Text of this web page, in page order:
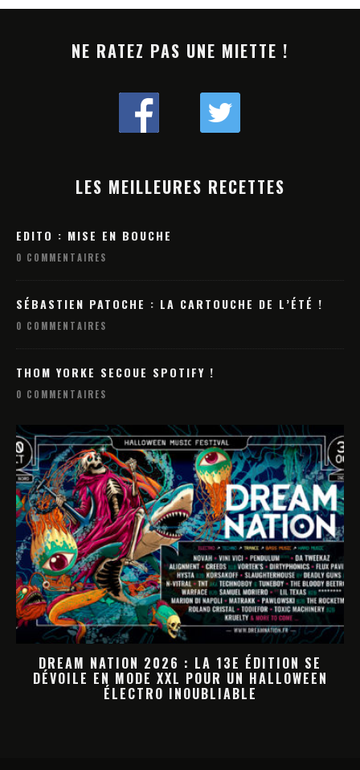
NE RATEZ PAS UNE MIETTE !
LES MEILLEURES RECETTES
EDITO : MISE EN BOUCHE
0 COMMENTAIRES
SÉBASTIEN PATOCHE : LA CARTOUCHE DE L’ÉTÉ !
0 COMMENTAIRES
THOM YORKE SECOUE SPOTIFY !
0 COMMENTAIRES
DREAM NATION 2026 : LA PROGRAMMATION
HALLOWEEN PREND FORME